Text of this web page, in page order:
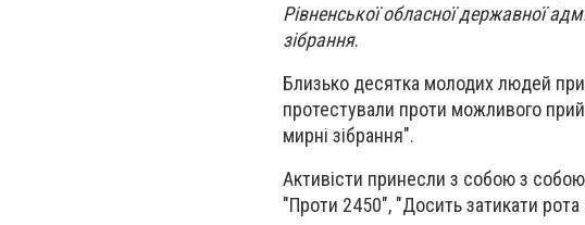
Рівненської обласної державної
зібрання.
Близько десятка молодих людей
протестували проти можливого
мирні зібрання".
Активісти принесли з собою з
"Проти 2450", "Досить затикати